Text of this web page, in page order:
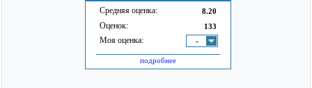
Средняя оценка: 8.20
Оценок: 133
Моя оценка: -
подробнее